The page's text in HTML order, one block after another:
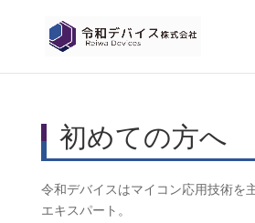
初めての方へ
令和デバイスはマイコン応用技術を
エキスパート。